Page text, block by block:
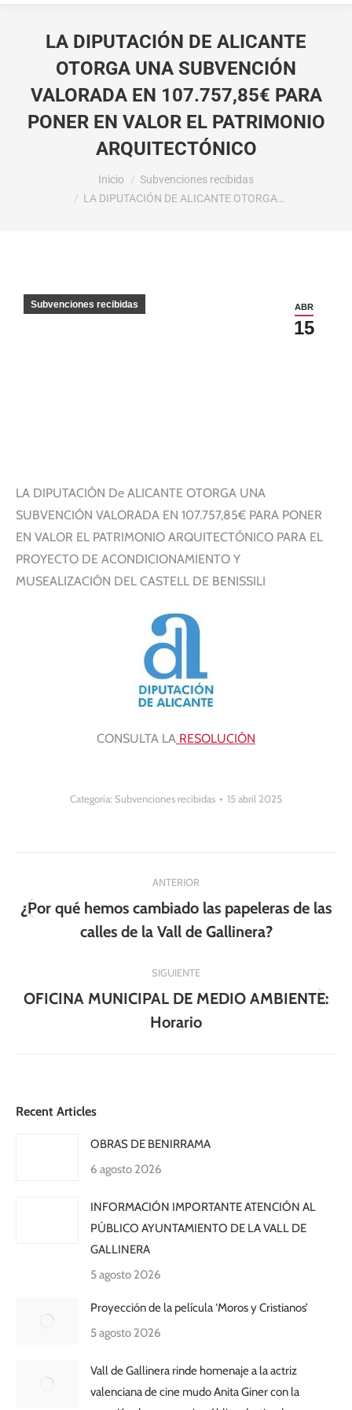
LA DIPUTACIÓN DE ALICANTE
OTORGA UNA SUBVENCIÓN
VALORADA EN 107.757,85€ PARA
PONER EN VALOR EL PATRIMONIO
ARQUITECTÓNICO
Inicio
Subvenciones recibidas
LA DIPUTACIÓN DE ALICANTE OTORGA…
ABR
15
Subvenciones recibidas
LA DIPUTACIÓN De ALICANTE OTORGA UNA
SUBVENCIÓN VALORADA EN 107.757,85€ PARA PONER
EN VALOR EL PATRIMONIO ARQUITECTÓNICO PARA EL
PROYECTO DE ACONDICIONAMIENTO Y
MUSEALIZACIÓN DEL CASTELL DE BENISSILI
CONSULTA LA RESOLUCIÓN
Categoría: Subvenciones recibidas 15 abril 2025
entre
publicaciones
ANTERIOR
Publicación
anterior:
¿Por qué hemos cambiado las papeleras de las
calles de la Vall de Gallinera?
SIGUIENTE
Publicación
siguiente:
OFICINA MUNICIPAL DE MEDIO AMBIENTE:
Horario
Recent Articles
OBRAS DE BENIRRAMA
6 agosto 2026
INFORMACIÓN IMPORTANTE ATENCIÓN AL
PÚBLICO AYUNTAMIENTO DE LA VALL DE
GALLINERA
5 agosto 2026
Proyección de la película ‘Moros y Cristianos’
5 agosto 2026
Vall de Gallinera rinde homenaje a la actriz
valenciana de cine mudo Anita Giner con la